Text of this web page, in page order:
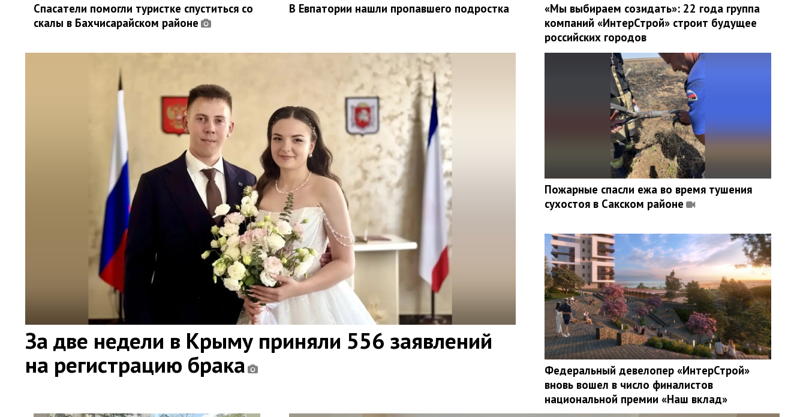
Спасатели помогли туристке спуститься со
скалы в Бахчисарайском районе
В Евпатории нашли пропавшего подростка
«Мы выбираем созидать»: 22 года группа
компаний «ИнтерСтрой» строит будущее
российских городов
За две недели в Крыму приняли 556 заявлений
на регистрацию брака
Пожарные спасли ежа во время тушения
сухостоя в Сакском районе
Федеральный девелопер «ИнтерСтрой»
вновь вошел в число финалистов
национальной премии «Наш вклад»